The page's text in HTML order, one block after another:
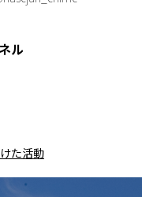
ル
た活動